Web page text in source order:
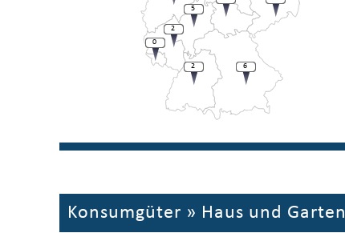
0
5
2
2 6
Konsumgüter » Haus und Garten